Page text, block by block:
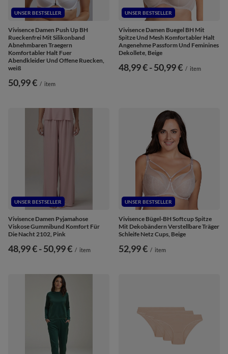
UNSER BESTSELLER
Vivisence Damen Push Up BH
Rueckenfrei Mit Silikonband
Abnehmbaren Traegern
Komfortabler Halt Fuer
Abendkleider Und Offene Ruecken,
weiß
50,99 € / item
UNSER BESTSELLER
Vivisence Damen Buegel BH Mit
Spitze Und Mesh Komfortabler Halt
Angenehme Passform Und Feminines
Dekollete, Beige
ab
48,99 €-bis
50,99 € / item
UNSER BESTSELLER
Vivisence Damen Pyjamahose
Viskose Gummibund Komfort Für
Die Nacht 2102, Pink
ab
48,99 €-bis
50,99 € / item
UNSER BESTSELLER
Vivisence Bügel-BH Softcup Spitze
Mit Dekobändern Verstellbare Träger
Schleife Netz Cups, Beige
52,99 € / item